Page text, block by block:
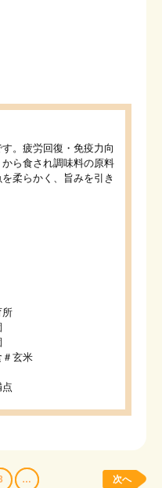
。疲労回復・免疫力向
ら食され調味料の原料
柔らかく、旨みを引き
所
＃玄米
… 次へ